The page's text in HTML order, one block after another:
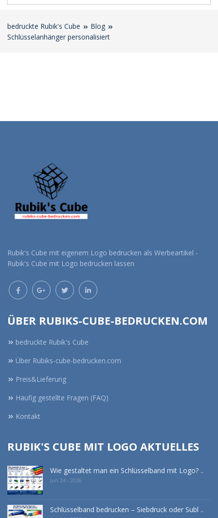
bedruckte Rubik's Cube
Blog
Schlüsselanhänger personalisiert
Rubik's Cube mit eigenem Logo bedrucken als Werbeartikel -
Rubik's Cube mit Logo bedrucken lassen
ÜBER RUBIKS-CUBE-BEDRUCKEN.COM
bedruckte Rubik's Cube
Über Rubiks-cube-bedrucken.com
Preis&Lieferung
Häufig gestellte Fragen (FAQ)
Kontakt
RUBIK'S CUBE MIT LOGO AKTUELLES
Wie gestaltet man ein Schlüsselband mit Logo? ..
Jun 24 - 2026
Schlüsselband bedrucken – Siebdruck oder Subl ..